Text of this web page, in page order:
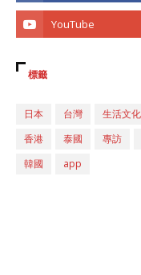
標籤
日本 台灣 生活文化
香港
泰國 專訪
韓國
app